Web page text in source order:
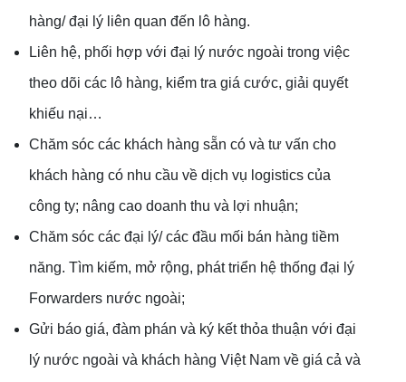
hàng/ đại lý liên quan đến lô hàng.
Liên hệ, phối hợp với đại lý nước ngoài trong việc
theo dõi các lô hàng, kiểm tra giá cước, giải quyết
khiếu nại…
Chăm sóc các khách hàng sẵn có và tư vấn cho
khách hàng có nhu cầu về dịch vụ logistics của
công ty; nâng cao doanh thu và lợi nhuận;
Chăm sóc các đại lý/ các đầu mối bán hàng tiềm
năng. Tìm kiếm, mở rộng, phát triển hệ thống đại lý
Forwarders nước ngoài;
Gửi báo giá, đàm phán và ký kết thỏa thuận với đại
lý nước ngoài và khách hàng Việt Nam về giá cả và